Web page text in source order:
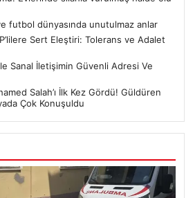
futbol dünyasında unutulmaz anlar
Sert Eleştiri: Tolerans ve Adalet
Sanal İletişimin Güvenli Adresi Ve
Salah’ı İlk Kez Gördü! Güldüren
Çok Konuşuldu